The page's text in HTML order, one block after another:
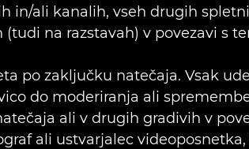
in/ali kanalih, vseh drugih
na razstavah) v povezavi s
po zaključku natečaja. Vsak
do moderiranja ali
ali v drugih gradivih v
ali ustvarjalec